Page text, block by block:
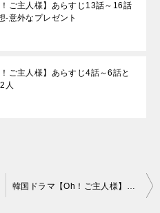
ご主人様】あらすじ13話～16話
-意外なプレゼント
ご主人様】あらすじ4話～6話と
人
韓国ドラマ【Oh！ご主人様】あらすじ1話～3話と感想-女優と作家の秘密の同居